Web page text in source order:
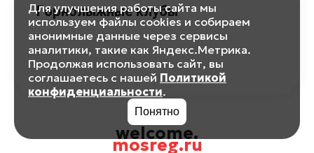
Горнолыжные клубы
welcome.
mosreg.ru
Для улучшения работы сайта мы
используем файлы cookies и собираем
анонимные данные через сервисы
аналитики, такие как Яндекс.Метрика.
Продолжая использовать сайт, вы
соглашаетесь с нашей Политикой
конфиденциальности.
Понятно